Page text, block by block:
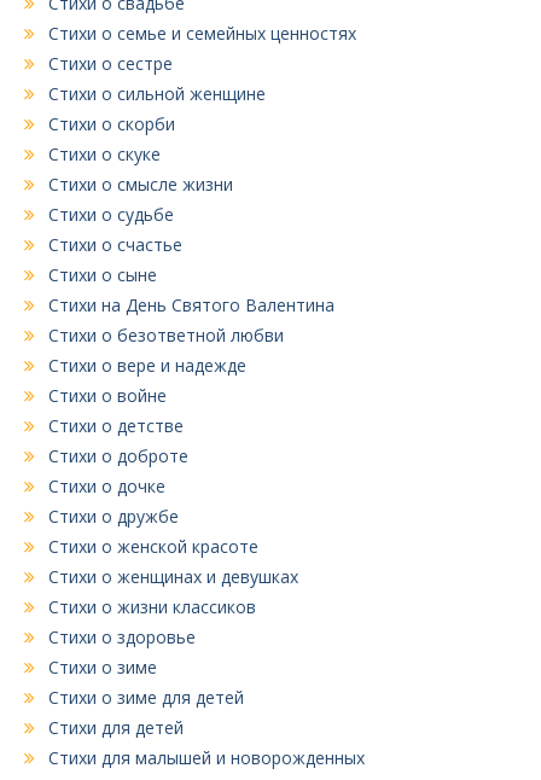
Стихи о семье и семейных ценностях
Стихи о сестре
Стихи о сильной женщине
Стихи о скорби
Стихи о скуке
Стихи о смысле жизни
Стихи о судьбе
Стихи о счастье
Стихи о сыне
Стихи на День Святого Валентина
Стихи о безответной любви
Стихи о вере и надежде
Стихи о войне
Стихи о детстве
Стихи о доброте
Стихи о дочке
Стихи о дружбе
Стихи о женской красоте
Стихи о женщинах и девушках
Стихи о жизни классиков
Стихи о здоровье
Стихи о зиме
Стихи о зиме для детей
Стихи для детей
Стихи для малышей и новорожденных